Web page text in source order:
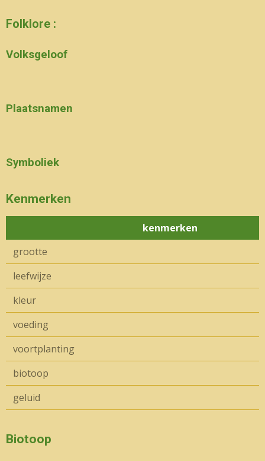
Folklore :
Volksgeloof
Plaatsnamen
Symboliek
Kenmerken
kenmerken
grootte
leefwijze
kleur
voeding
voortplanting
biotoop
geluid
Biotoop